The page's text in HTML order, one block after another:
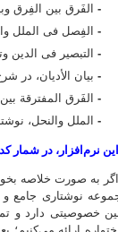
-
الفَرق بین الفِرق
- الفِصل فی الملل
- التبصیر فی الدین
- بیان الأدیان، در
-
الفَرق المفترقة
- الملل والنحل،
این نرم‌افزار، در شمار
اگر به صورت خلاصه
نوشتاری جامع و
خصوصیتی دارد و